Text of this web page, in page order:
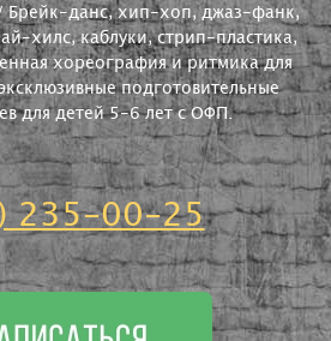
Брейк-данс, хип-хоп, джаз-фанк,
хилс, каблуки, стрип-пластика,
хореография и ритмика для
подготовительные
для детей 5-6 лет с ОФП.
235-00-25